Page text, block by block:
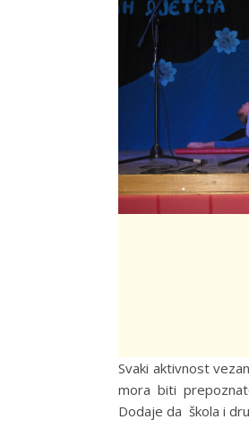
Svaki aktivnost
mora biti
Dodaje da škola i